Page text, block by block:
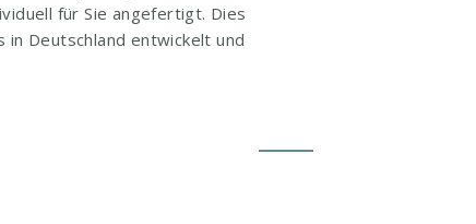
für Sie angefertigt. Dies
Deutschland entwickelt und